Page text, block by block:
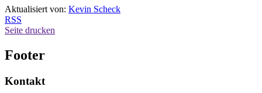
Aktualisiert von: Kevin Scheck
RSS
Seite drucken
Footer
Kontakt